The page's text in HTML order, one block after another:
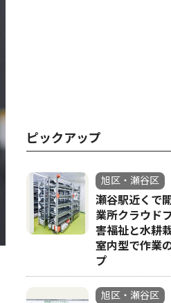
ピックアップ
旭区・瀬谷区
瀬谷駅近くで
業所クラウド
害福祉と水耕
室内型で作業
プ
旭区・瀬谷区